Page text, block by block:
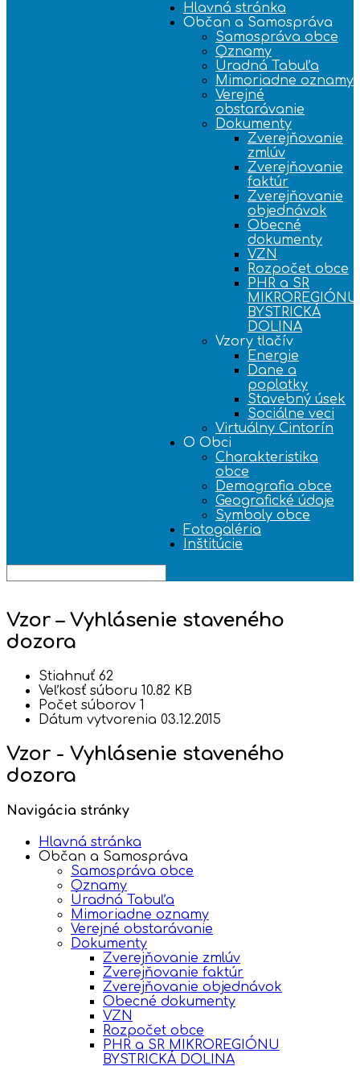
Hlavná stránka
Občan a Samospráva
Samospráva obce
Oznamy
Úradná Tabuľa
Mimoriadne oznamy
Verejné
obstarávanie
Dokumenty
Zverejňovanie
zmlúv
Zverejňovanie
faktúr
Zverejňovanie
objednávok
Obecné
dokumenty
VZN
Rozpočet obce
PHR a SR
MIKROREGIÓNU
BYSTRICKÁ
DOLINA
Vzory tlačív
Energie
Dane a
poplatky
Stavebný úsek
Sociálne veci
Virtuálny Cintorín
O Obci
Charakteristika
obce
Demografia obce
Geografické údaje
Symboly obce
Fotogaléria
Inštitúcie
Vzor – Vyhlásenie staveného
dozora
Stiahnuť 62
Veľkosť súboru 10.82 KB
Počet súborov 1
Dátum vytvorenia 03.12.2015
Vzor - Vyhlásenie staveného
dozora
Navigácia stránky
Hlavná stránka
Občan a Samospráva
Samospráva obce
Oznamy
Úradná Tabuľa
Mimoriadne oznamy
Verejné obstarávanie
Dokumenty
Zverejňovanie zmlúv
Zverejňovanie faktúr
Zverejňovanie objednávok
Obecné dokumenty
VZN
Rozpočet obce
PHR a SR MIKROREGIÓNU
BYSTRICKÁ DOLINA